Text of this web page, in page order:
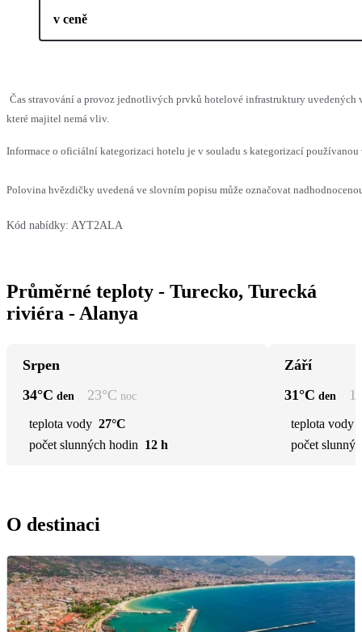
v ceně
Čas stravování a provoz jednotlivých prvků hotelové infrastruktury uvedených
které majitel nemá vliv.
Informace o oficiální kategorizaci hotelu je v souladu s kategorizací
Polovina hvězdičky uvedená ve slovním popisu může označovat
Kód nabídky: AYT2ALA
Průměrné teploty - Turecko, Turecká
riviéra - Alanya
Srpen
34°C den 23°C noc
teplota vody 27°C
počet slunných hodin 12 h
Září
31°C den
teplota vody
počet
O destinaci